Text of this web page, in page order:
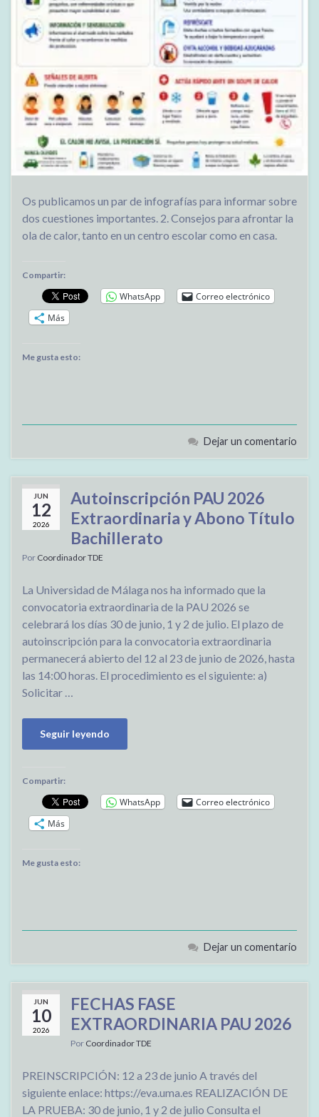
Os publicamos un par de infografías para informar sobre
dos cuestiones importantes. 2. Consejos para afrontar la
ola de calor, tanto en un centro escolar como en casa.
Compartir:
WhatsApp
Correo electrónico
Más
Me gusta esto:
Dejar un comentario
JUN
12
2026
Autoinscripción PAU 2026
Extraordinaria y Abono Título
Bachillerato
Por Coordinador TDE
La Universidad de Málaga nos ha informado que la
convocatoria extraordinaria de la PAU 2026 se
celebrará los días 30 de junio, 1 y 2 de julio. El plazo de
autoinscripción para la convocatoria extraordinaria
permanecerá abierto del 12 al 23 de junio de 2026, hasta
las 14:00 horas. El procedimiento es el siguiente: a)
Solicitar …
Seguir leyendo
Compartir:
WhatsApp
Correo electrónico
Más
Me gusta esto:
Dejar un comentario
JUN
10
2026
FECHAS FASE
EXTRAORDINARIA PAU 2026
Por Coordinador TDE
PREINSCRIPCIÓN: 12 a 23 de junio A través del
siguiente enlace: https://eva.uma.es REALIZACIÓN DE
LA PRUEBA: 30 de junio, 1 y 2 de julio Consulta el